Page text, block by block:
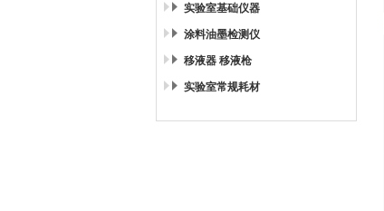
实验室基础仪器
涂料油墨检测仪
移液器 移液枪
实验室常规耗材